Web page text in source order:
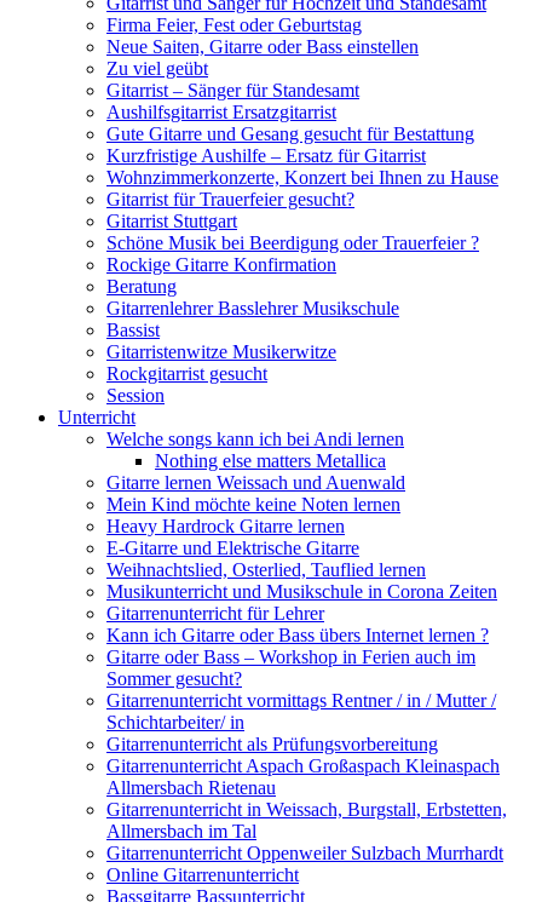
Firma Feier, Fest oder Geburtstag
Neue Saiten, Gitarre oder Bass einstellen
Zu viel geübt
Gitarrist – Sänger für Standesamt
Aushilfsgitarrist Ersatzgitarrist
Gute Gitarre und Gesang gesucht für Bestattung
Kurzfristige Aushilfe – Ersatz für Gitarrist
Wohnzimmerkonzerte, Konzert bei Ihnen zu Hause
Gitarrist für Trauerfeier gesucht?
Gitarrist Stuttgart
Schöne Musik bei Beerdigung oder Trauerfeier ?
Rockige Gitarre Konfirmation
Beratung
Gitarrenlehrer Basslehrer Musikschule
Bassist
Gitarristenwitze Musikerwitze
Rockgitarrist gesucht
Session
Unterricht
Welche songs kann ich bei Andi lernen
Nothing else matters Metallica
Gitarre lernen Weissach und Auenwald
Mein Kind möchte keine Noten lernen
Heavy Hardrock Gitarre lernen
E-Gitarre und Elektrische Gitarre
Weihnachtslied, Osterlied, Tauflied lernen
Musikunterricht und Musikschule in Corona Zeiten
Gitarrenunterricht für Lehrer
Kann ich Gitarre oder Bass übers Internet lernen ?
Gitarre oder Bass – Workshop in Ferien auch im
Sommer gesucht?
Gitarrenunterricht vormittags Rentner / in / Mutter /
Schichtarbeiter/ in
Gitarrenunterricht als Prüfungsvorbereitung
Gitarrenunterricht Aspach Großaspach Kleinaspach
Allmersbach Rietenau
Gitarrenunterricht in Weissach, Burgstall, Erbstetten,
Allmersbach im Tal
Gitarrenunterricht Oppenweiler Sulzbach Murrhardt
Online Gitarrenunterricht
Bassgitarre Bassunterricht